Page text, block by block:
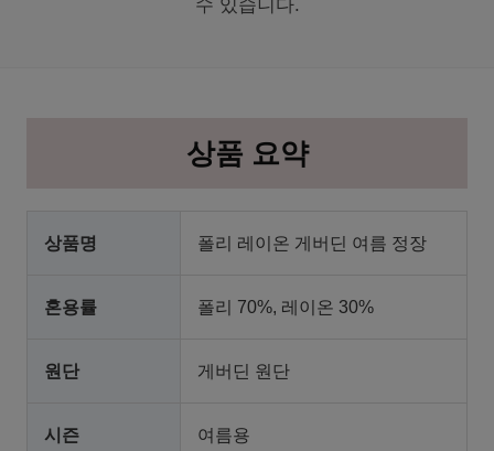
수 있습니다.
상품 요약
상품명 폴리 레이온 게버딘 여름 정장
혼용률 폴리 70%, 레이온 30%
원단 게버딘 원단
시즌 여름용